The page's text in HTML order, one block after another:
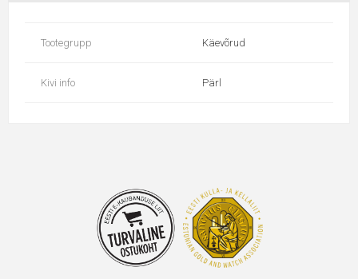
Tootegrupp Käevõrud
Kivi info Pärl